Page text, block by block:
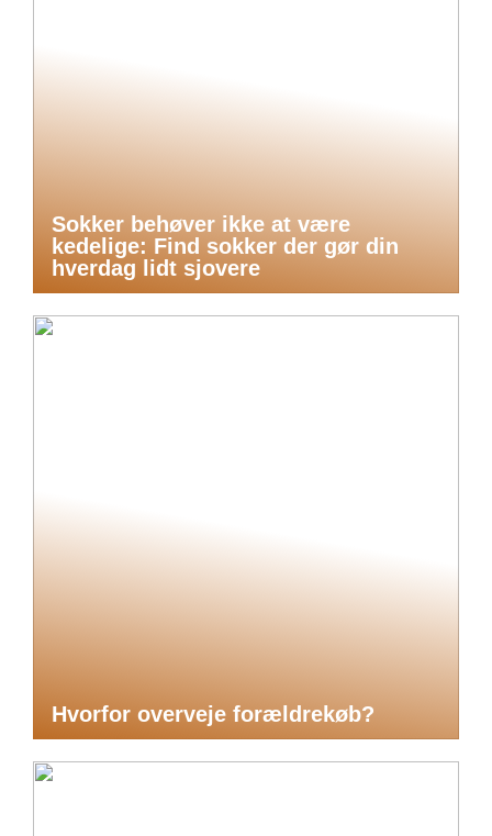
Sokker behøver ikke at være
kedelige: Find sokker der gør din
hverdag lidt sjovere
Hvorfor overveje forældrekøb?